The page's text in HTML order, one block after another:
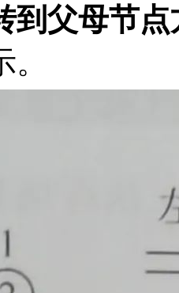
到父母节